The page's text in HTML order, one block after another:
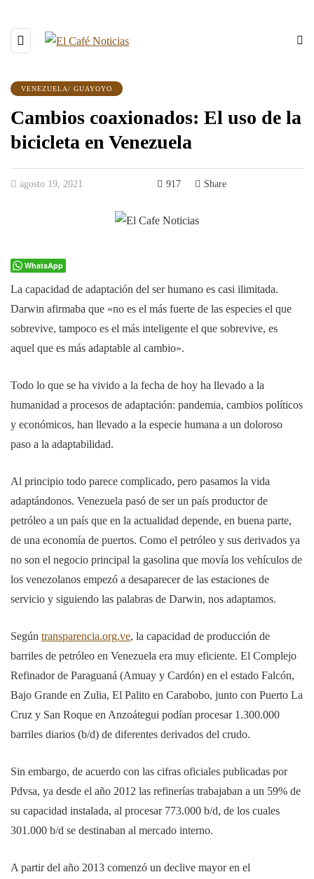
VENEZUELA/ GUAYOYO
Cambios coaxionados: El uso de la
bicicleta en Venezuela
agosto 19, 2021 917 Share
WhatsApp
La capacidad de adaptación del ser humano es casi ilimitada.
Darwin afirmaba que «no es el más fuerte de las especies el que
sobrevive, tampoco es el más inteligente el que sobrevive, es
aquel que es más adaptable al cambio».
Todo lo que se ha vivido a la fecha de hoy ha llevado a la
humanidad a procesos de adaptación: pandemia, cambios políticos
y económicos, han llevado a la especie humana a un doloroso
paso a la adaptabilidad.
Al principio todo parece complicado, pero pasamos la vida
adaptándonos. Venezuela pasó de ser un país productor de
petróleo a un país que en la actualidad depende, en buena parte,
de una economía de puertos. Como el petróleo y sus derivados ya
no son el negocio principal la gasolina que movía los vehículos de
los venezolanos empezó a desaparecer de las estaciones de
servicio y siguiendo las palabras de Darwin, nos adaptamos.
Según transparencia.org.ve, la capacidad de producción de
barriles de petróleo en Venezuela era muy eficiente. El Complejo
Refinador de Paraguaná (Amuay y Cardón) en el estado Falcón,
Bajo Grande en Zulia, El Palito en Carabobo, junto con Puerto La
Cruz y San Roque en Anzoátegui podían procesar 1.300.000
barriles diarios (b/d) de diferentes derivados del crudo.
Sin embargo, de acuerdo con las cifras oficiales publicadas por
Pdvsa, ya desde el año 2012 las refinerías trabajaban a un 59% de
su capacidad instalada, al procesar 773.000 b/d, de los cuales
301.000 b/d se destinaban al mercado interno.
A partir del año 2013 comenzó un declive mayor en el